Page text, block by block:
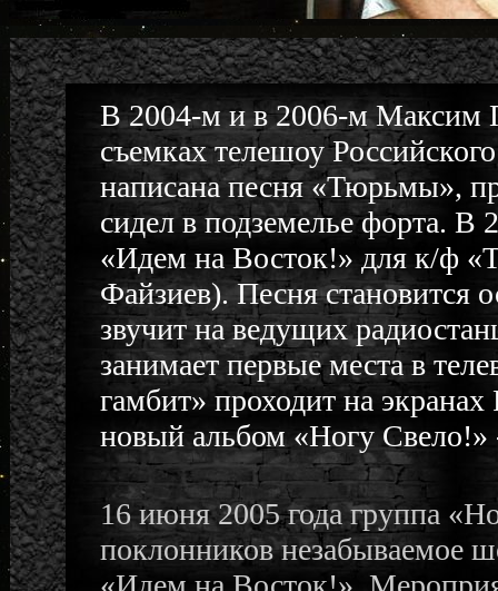
В 2004-м и в 2006-м Максим
съемках телешоу
написана песня «Тюрьмы»,
сидел в подземелье форта.
«Идем на Восток!» для к/ф
Файзиев). Песня становится
звучит на ведущих
занимает первые места в
гамбит» проходит на
новый альбом «Ногу
16 июня 2005 года группа
поклонников незабываемое